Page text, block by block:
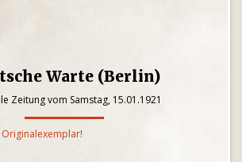
Warte (Berlin)
Zeitung vom Samstag, 15.01.1921